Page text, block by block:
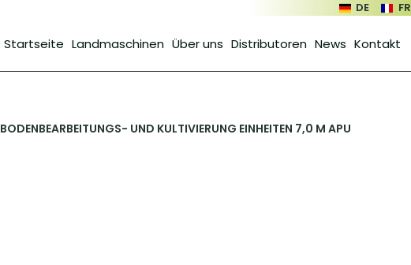
DE FR
Startseite Landmaschinen Über uns Distributoren News Kontakt
BODENBEARBEITUNGS- UND KULTIVIERUNG EINHEITEN 7,0 M APU